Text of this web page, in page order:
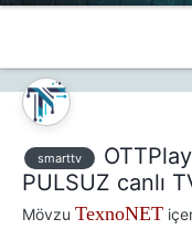
smarttv
PULSUZ canlı
Mövzu TexnoNET